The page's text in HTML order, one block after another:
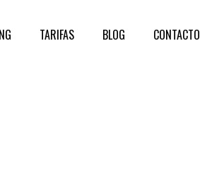
TARIFAS BLOG CONTACTO